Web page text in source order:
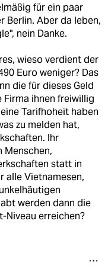
für ein paar
Berlin. Aber da leben,
nein Danke.
wieso verdient der
Euro weniger? Das
die für dieses Geld
ihnen freiwillig
Tarifhoheit haben
zu melden hat,
Ihr
Menschen,
statt in
alle Vietnamesen,
werden dann die
Niveau erreichen?